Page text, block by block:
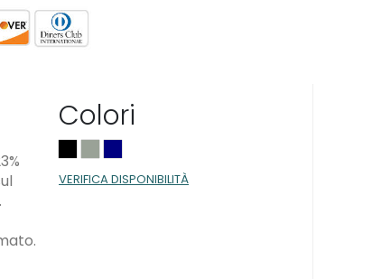
Colori
VERIFICA DISPONIBILITÀ